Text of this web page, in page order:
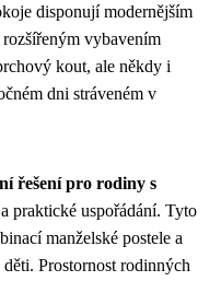
disponují modernějším
vybavením
kout, ale někdy i
dni stráveném v
řešení pro rodiny s
praktické uspořádání. Tyto
manželské postele a
Prostornost rodinných